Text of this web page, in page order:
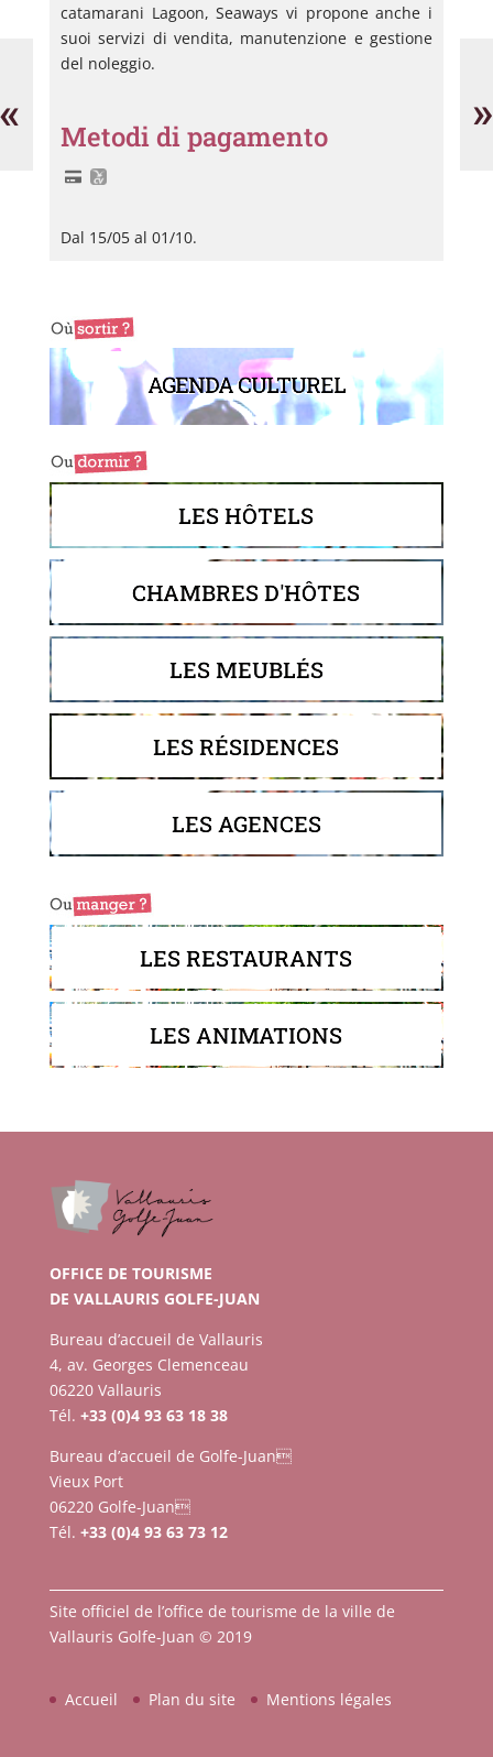
«
Pêche
»
catamarani Lagoon, Seaways vi propone anche i
suoi servizi di vendita, manutenzione e gestione
del noleggio.
Metodi di pagamento
Dal 15/05 al 01/10.
AGENDA CULTUREL
LES HÔTELS
CHAMBRES D'HÔTES
LES MEUBLÉS
LES RÉSIDENCES
LES AGENCES
LES RESTAURANTS
LES ANIMATIONS
OFFICE DE TOURISME
DE VALLAURIS GOLFE-JUAN
Bureau d’accueil de Vallauris
4, av. Georges Clemenceau
06220 Vallauris
Tél. +33 (0)4 93 63 18 38
Bureau d’accueil de Golfe-Juan
Vieux Port
06220 Golfe-Juan
Tél. +33 (0)4 93 63 73 12
Site officiel de l’office de tourisme de la ville de
Vallauris Golfe-Juan © 2019
Accueil Plan du site Mentions légales